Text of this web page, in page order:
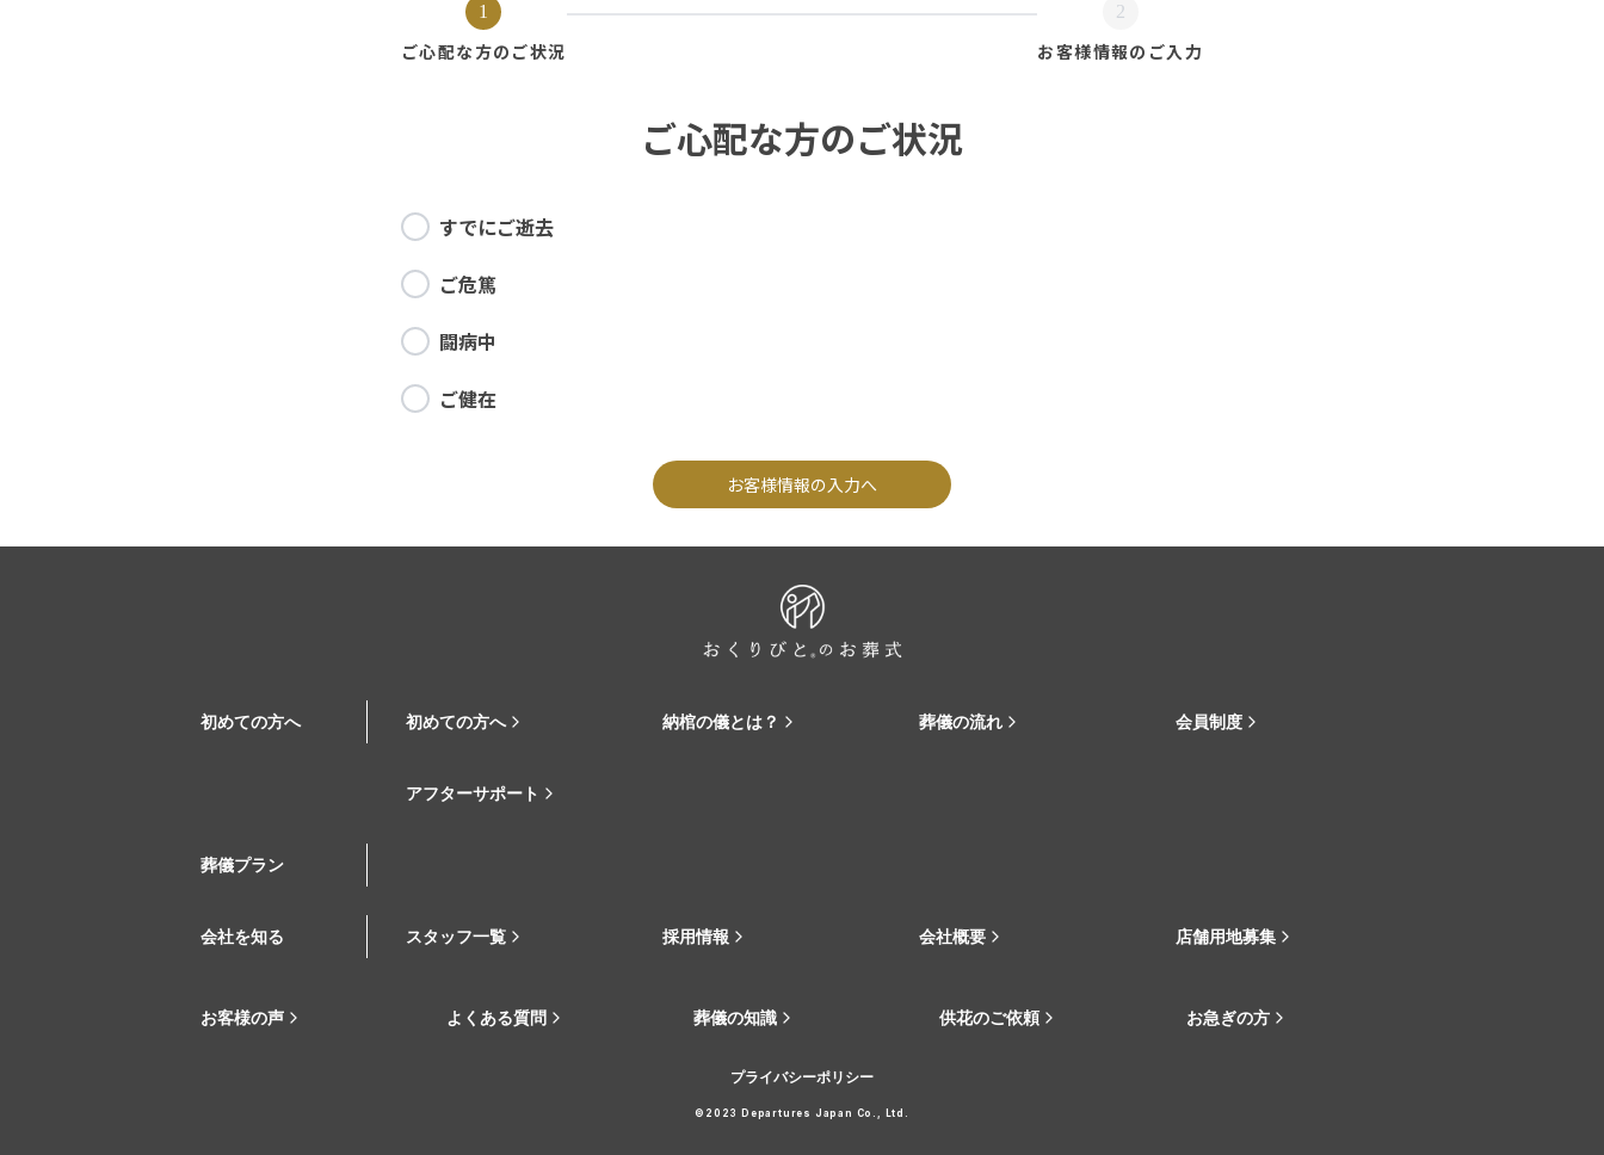
1
ご心配な方の ご状況
2
お客様情報の ご入力
ご心配な方のご状況
すでにご逝去
ご危篤
闘病中
ご健在
お客様情報の入力へ
初めての方へ 初めての方へ 納棺の儀とは？ 葬儀の流れ 会員制度
アフターサポート
葬儀プラン
会社を知る スタッフ一覧 採用情報 会社概要 店舗用地募集
お客様の声 よくある質問 葬儀の知識 供花のご依頼 お急ぎの方
プライバシーポリシー
©2023 Departures Japan Co., Ltd.